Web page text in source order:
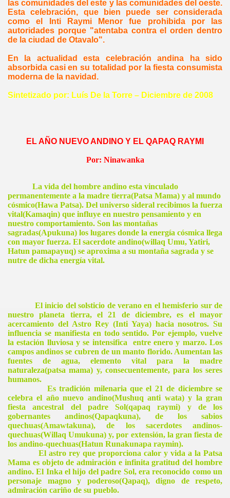
las comunidades del este y las comunidades del oeste.
Esta celebración, que bien puede ser considerada
como el Inti Raymi Menor fue prohibida por las
autoridades porque "atentaba contra el orden dentro
de la ciudad de Otavalo".
En la actualidad esta celebración andina ha sido
absorbida casi en su totalidad por la fiesta consumista
moderna de la navidad.
Sintetizado por: Luís De la Torre – Diciembre de 2008
EL AÑO NUEVO ANDINO Y EL QAPAQ RAYMI
Por: Ninawanka
La vida del hombre andino esta vinculado
permanentemente a la madre tierra(Patsa Mama) y al mundo
cósmico(Hawa Patsa). Del universo sideral recibimos la fuerza
vital(Kamaqin) que influye en nuestro pensamiento y en
nuestro comportamiento. Son las montañas
sagradas(Apukuna) los lugares donde la energía cósmica llega
con mayor fuerza. El sacerdote andino(willaq Umu, Yatiri,
Hatun pamapayuq) se aproxima a su montaña sagrada y se
nutre de dicha energía vital.
El inicio del solsticio de verano en el hemisferio sur de
nuestro planeta tierra, el 21 de diciembre, es el mayor
acercamiento del Astro Rey (Inti Yaya) hacia nosotros. Su
influencia se manifiesta en todo sentido. Por ejemplo, vuelve
la estación lluviosa y se intensifica
entre enero y marzo. Los
campos andinos se cubren de un manto florido. Aumentan las
fuentes de agua, elemento vital para la madre
naturaleza(patsa mama) y, consecuentemente, para los seres
humanos.
Es tradición milenaria que el 21 de diciembre se
celebra el año nuevo andino(Mushuq anti wata) y la gran
fiesta ancestral del padre Sol(qapaq raymi) y de los
gobernantes andinos(Qapaqkuna), de los sabios
quechuas(Amawtakuna), de los sacerdotes andinos-
quechuas(Willaq Umukuna) y, por extensión, la gran fiesta de
los andino-quechuas(Hatun Runakunapa raymin).
El astro rey que proporciona calor y vida a la Patsa
Mama es objeto de admiración e infinita gratitud del hombre
andino. El Inka el hijo del padre Sol, era reconocido como un
personaje magno y poderoso(Qapaq), digno de respeto,
admiración cariño de su pueblo.